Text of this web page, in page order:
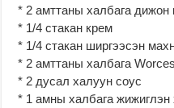
* 2 амттаны халбага дижон
* 1/4 стакан крем
* 1/4 стакан ширгээсэн
* 2 амттаны халбага
* 2 дусал халуун соус
* 1 амны халбага жижиглэн